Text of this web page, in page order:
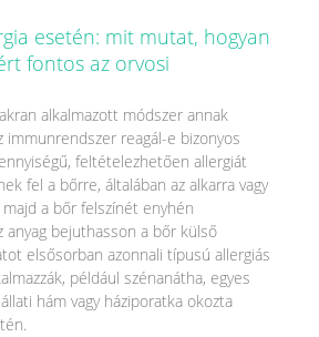
esetén: mit mutat, hogyan
fontos az orvosi
alkalmazott módszer annak
immunrendszer reagál-e bizonyos
feltételezhetően allergiát
fel a bőrre, általában az alkarra vagy
a bőr felszínét enyhén
anyag bejuthasson a bőr külső
elsősorban azonnali típusú allergiás
például szénanátha, egyes
hám vagy háziporatka okozta